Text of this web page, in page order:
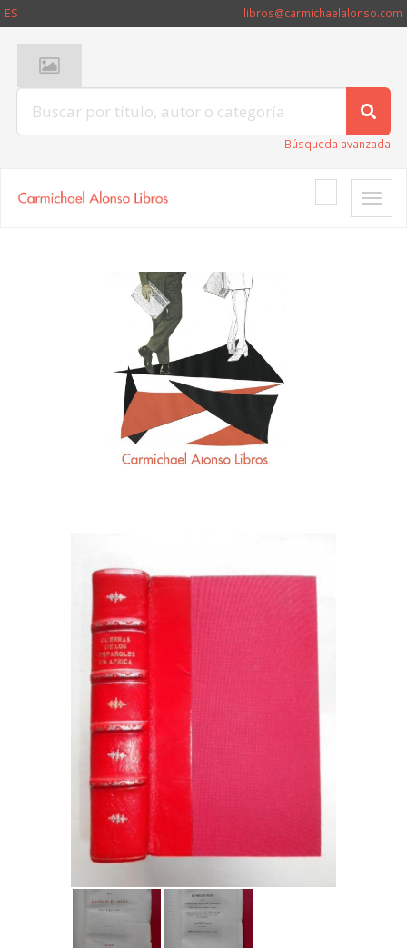
ES libros@carmichaelalonso.com
Búsqueda avanzada
Toggle